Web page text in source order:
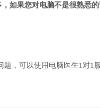
如果您对电脑不是很熟悉
，可以使用电脑医生1对1